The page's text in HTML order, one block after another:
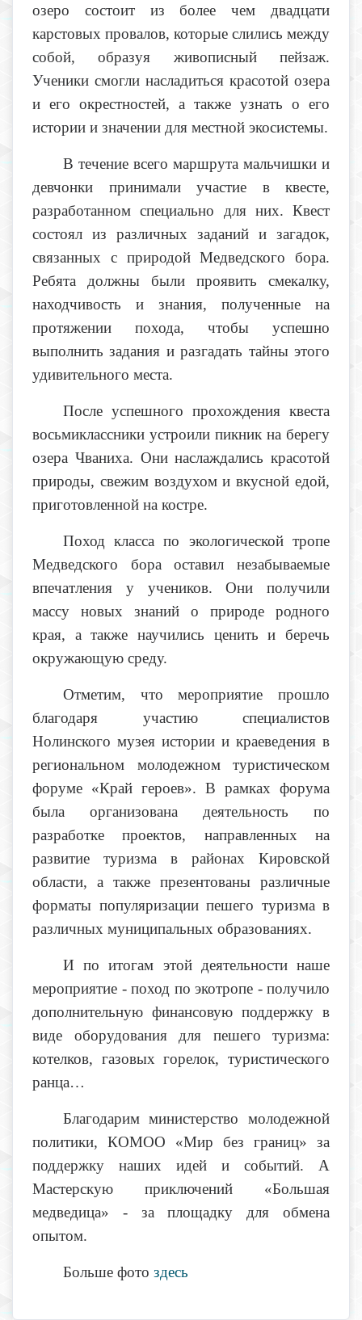
озеро состоит из более чем двадцати
карстовых провалов, которые слились между
собой, образуя живописный пейзаж.
Ученики смогли насладиться красотой озера
и его окрестностей, а также узнать о его
истории и значении для местной экосистемы.
В течение всего маршрута мальчишки и
девчонки принимали участие в квесте,
разработанном специально для них. Квест
состоял из различных заданий и загадок,
связанных с природой Медведского бора.
Ребята должны были проявить смекалку,
находчивость и знания, полученные на
протяжении похода, чтобы успешно
выполнить задания и разгадать тайны этого
удивительного места.
После успешного прохождения квеста
восьмиклассники устроили пикник на берегу
озера Чваниха. Они наслаждались красотой
природы, свежим воздухом и вкусной едой,
приготовленной на костре.
Поход класса по экологической тропе
Медведского бора оставил незабываемые
впечатления у учеников. Они получили
массу новых знаний о природе родного
края, а также научились ценить и беречь
окружающую среду.
Отметим, что мероприятие прошло
благодаря участию специалистов
Нолинского музея истории и краеведения в
региональном молодежном туристическом
форуме «Край героев». В рамках форума
была организована деятельность по
разработке проектов, направленных на
развитие туризма в районах Кировской
области, а также презентованы различные
форматы популяризации пешего туризма в
различных муниципальных образованиях.
И по итогам этой деятельности наше
мероприятие - поход по экотропе - получило
дополнительную финансовую поддержку в
виде оборудования для пешего туризма:
котелков, газовых горелок, туристического
ранца…
Благодарим министерство молодежной
политики, КОМОО «Мир без границ» за
поддержку наших идей и событий. А
Мастерскую приключений «Большая
медведица» - за площадку для обмена
опытом.
Больше фото здесь